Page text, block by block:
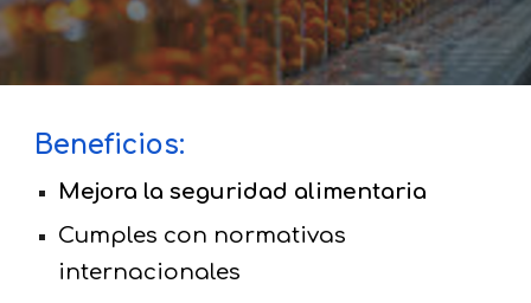
Beneficios:
Mejora la seguridad alimentaria
Cumples con normativas
internacionales